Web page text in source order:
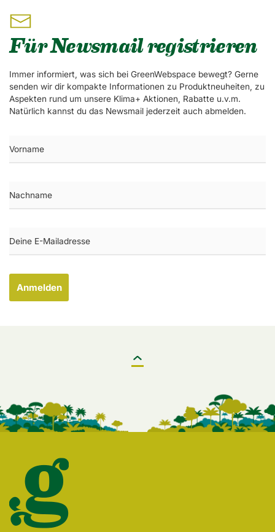
Für Newsmail registrieren
Immer informiert, was sich bei GreenWebspace bewegt? Gerne
senden wir dir kompakte Informationen zu Produktneuheiten, zu
Aspekten rund um unsere Klima+ Aktionen, Rabatte u.v.m.
Natürlich kannst du das Newsmail jederzeit auch abmelden.
Anmelden